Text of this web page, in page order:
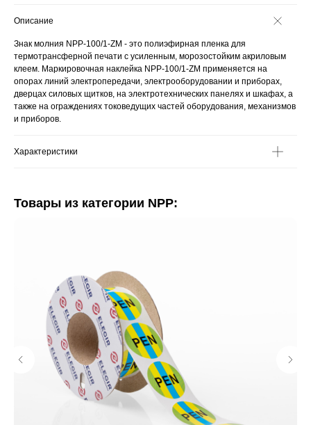
Описание
Знак молния NPP-100/1-ZM - это полиэфирная пленка для
термотрансферной печати с усиленным, морозостойким акриловым
клеем. Маркировочная наклейка NPP-100/1-ZM применяется на
опорах линий электропередачи, электрооборудовании и приборах,
дверцах силовых щитков, на электротехнических панелях и шкафах, а
также на ограждениях токоведущих частей оборудования, механизмов
и приборов.
Характеристики
Товары из категории NPP: